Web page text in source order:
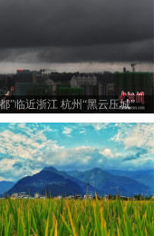
”临近浙江 杭州“黑云压城”